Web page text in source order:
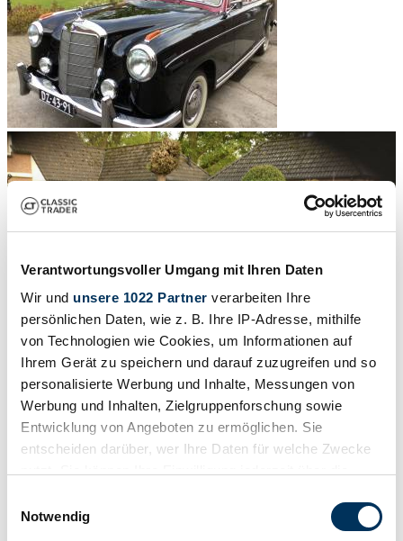
Verantwortungsvoller Umgang mit Ihren Daten
Wir und unsere 1022 Partner verarbeiten Ihre
persönlichen Daten, wie z. B. Ihre IP-Adresse, mithilfe
von Technologien wie Cookies, um Informationen auf
Ihrem Gerät zu speichern und darauf zuzugreifen und so
personalisierte Werbung und Inhalte, Messungen von
Werbung und Inhalten, Zielgruppenforschung sowie
Entwicklung von Angeboten zu ermöglichen. Sie
entscheiden darüber, wer Ihre Daten für welche Zwecke
Trigger Symbol ändern oder widerrufen
Notwendig
/25